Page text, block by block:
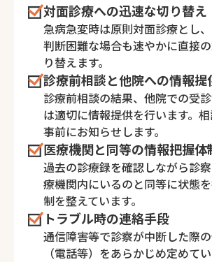
対面診療への迅速な切り替え
急病急変時は原則対面診療とし
判断困難な場合も速やかに直接
り替えます。
診療前相談と他院への情報提
診療前相談の結果、他院での受
は適切に情報提供を行います。
事前にお知らせします。
医療機関と同等の情報把握体
過去の診療録を確認しながら診
療機関内にいるのと同等に状態
制を整えています。
トラブル時の連絡手段
通信障害等で診察が中断した際
（電話等）をあらかじめ定めてい